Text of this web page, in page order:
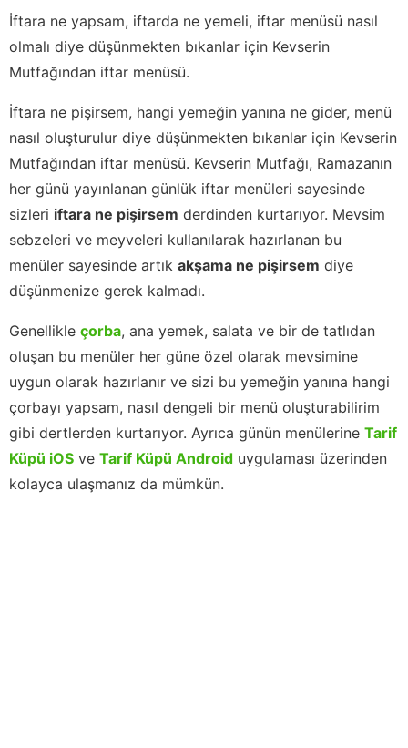
İftara ne yapsam, iftarda ne yemeli, iftar menüsü nasıl
olmalı diye düşünmekten bıkanlar için Kevserin
Mutfağından iftar menüsü.
İftara ne pişirsem, hangi yemeğin yanına ne gider, menü
nasıl oluşturulur diye düşünmekten bıkanlar için Kevserin
Mutfağından iftar menüsü. Kevserin Mutfağı, Ramazanın
her günü yayınlanan günlük iftar menüleri sayesinde
sizleri iftara ne pişirsem derdinden kurtarıyor. Mevsim
sebzeleri ve meyveleri kullanılarak hazırlanan bu
menüler sayesinde artık akşama ne pişirsem diye
düşünmenize gerek kalmadı.
Genellikle çorba, ana yemek, salata ve bir de tatlıdan
oluşan bu menüler her güne özel olarak mevsimine
uygun olarak hazırlanır ve sizi bu yemeğin yanına hangi
çorbayı yapsam, nasıl dengeli bir menü oluşturabilirim
gibi dertlerden kurtarıyor. Ayrıca günün menülerine Tarif
Küpü iOS ve Tarif Küpü Android uygulaması üzerinden
kolayca ulaşmanız da mümkün.